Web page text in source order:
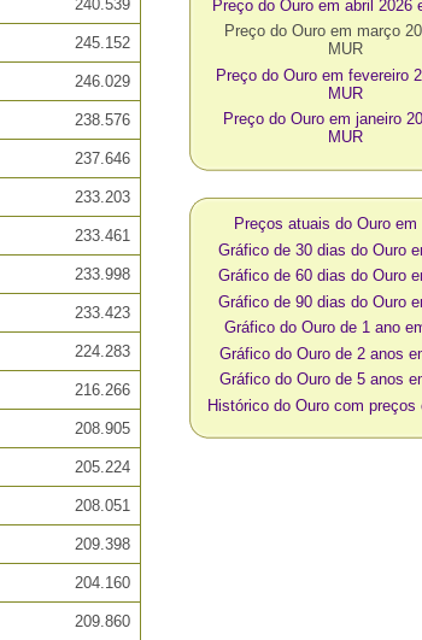
240.539
245.152
246.029
238.576
237.646
233.203
233.461
233.998
233.423
224.283
216.266
208.905
205.224
208.051
209.398
204.160
209.860
Preço do Ouro em abril 2026
Preço do Ouro em março
MUR
Preço do Ouro em fevereiro
MUR
Preço do Ouro em janeiro
MUR
Preços atuais do Ouro em
Gráfico de 30 dias do Ouro
Gráfico de 60 dias do Ouro
Gráfico de 90 dias do Ouro
Gráfico do Ouro de 1 ano
Gráfico do Ouro de 2 anos
Gráfico do Ouro de 5 anos
Histórico do Ouro com preços